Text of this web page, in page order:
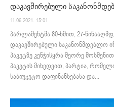
დაკავშირებული
11.06.2021. 15:01
პარლამენტმა 80-ხმით, 27-
დაკავშირებული საკანონმდებლო
პაკეტზე კენჭისყრა მეორე
პაკეტის მიხედვით, პარტია,
საბიუჯეტო დაფინანსებასა და...